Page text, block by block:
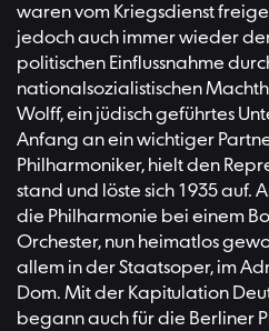
waren vom Kriegsdienst
jedoch auch immer wieder
politischen Einflussnahme
nationalsozialistischen
Wolff, ein jüdisch geführtes
Anfang an ein wichtiger
Philharmoniker, hielt den
stand und löste sich 1935 auf.
die Philharmonie bei einem
Orchester, nun heimatlos
allem in der Staatsoper, im
Dom. Mit der Kapitulation
begann auch für die Berliner